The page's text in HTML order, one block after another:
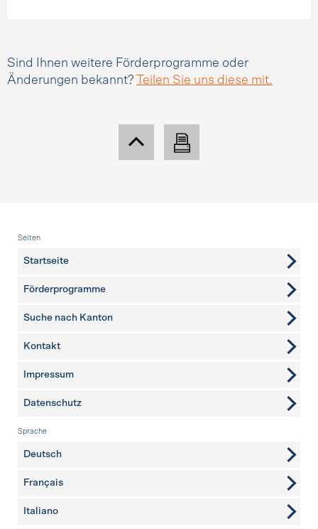
Sind Ihnen weitere Förderprogramme oder
Änderungen bekannt?
Teilen Sie uns diese mit.
Fusszeile
Seiten
Startseite
Förderprogramme
Suche nach Kanton
weitere Seiten
Kontakt
Impressum
Datenschutz
Sprache
Deutsch
Français
Italiano